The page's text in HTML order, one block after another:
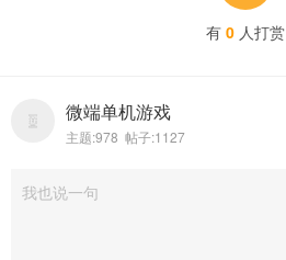
有 0 人打赏
微端单机游戏
主题:978 帖子:1127